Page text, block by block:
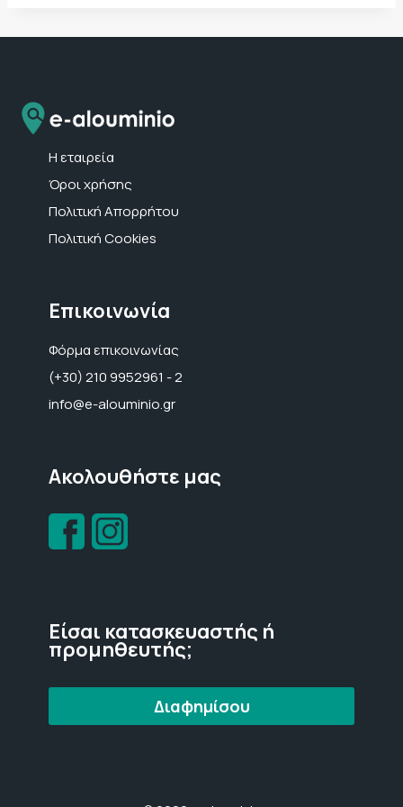
Η εταιρεία
Όροι χρήσης
Πολιτική Απορρήτου
Πολιτική Cookies
Επικοινωνία
Φόρμα επικοινωνίας
(+30) 210 9952961 - 2
info@e-alouminio.gr
Ακολουθήστε μας
Είσαι κατασκευαστής ή
προμηθευτής;
Διαφημίσου